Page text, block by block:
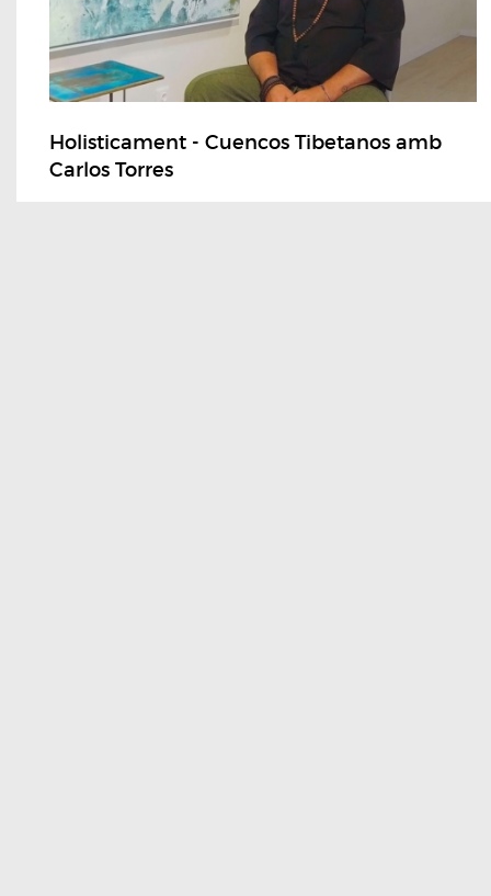
Holisticament - Cuencos Tibetanos amb
Carlos Torres